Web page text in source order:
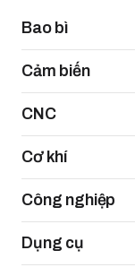
Bao bì
Cảm biến
CNC
Cơ khí
Công nghiệp
Dụng cụ